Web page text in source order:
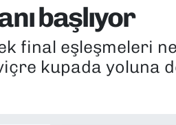
başlıyor
final eşleşmeleri
kupada yoluna